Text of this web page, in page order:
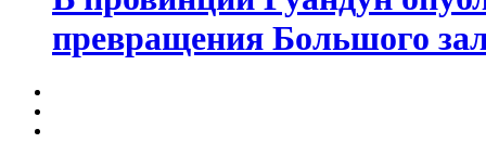
превращения Большого